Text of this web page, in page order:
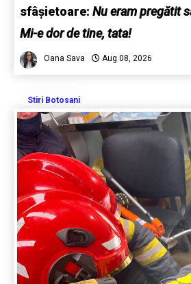
sfâșietoare: Nu eram pregătit
Mi-e dor de tine, tata!
Oana Sava Aug 08, 2026
Stiri Botosani